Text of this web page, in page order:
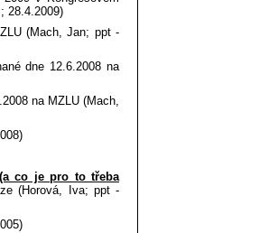
28.4.2009)
(Mach, Jan; ppt -
dne 12.6.2008 na
na MZLU (Mach,
co je pro to třeba
(Horová, Iva; ppt -